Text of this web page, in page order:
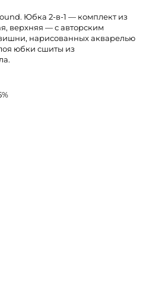
Юбка 2-в-1 — комплект из
верхняя — с авторским
нарисованных акварелью
юбки сшиты из